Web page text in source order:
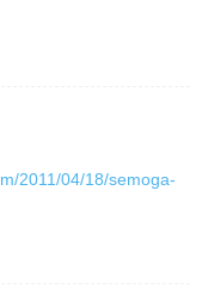
2011/04/18/semoga-